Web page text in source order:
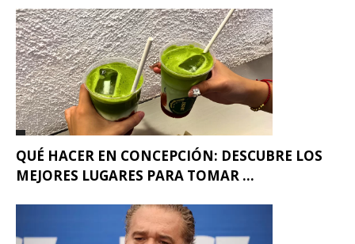
QUÉ HACER EN CONCEPCIÓN: DESCUBRE LOS
MEJORES LUGARES PARA TOMAR ...